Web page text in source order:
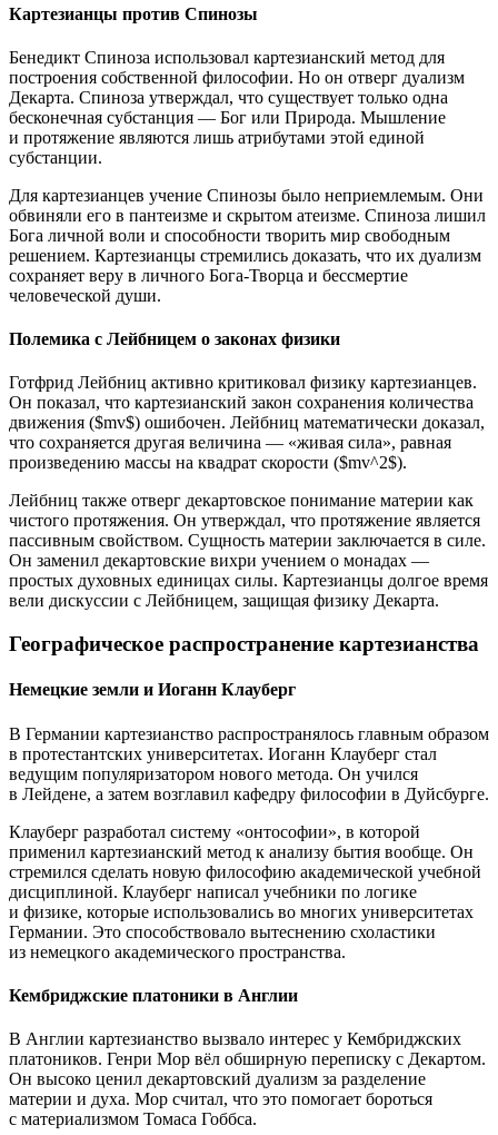
Картезианцы против Спинозы
Бенедикт Спиноза использовал картезианский метод для
построения собственной философии. Но он отверг дуализм
Декарта. Спиноза утверждал, что существует только одна
бесконечная субстанция — Бог или Природа. Мышление
и протяжение являются лишь атрибутами этой единой
субстанции.
Для картезианцев учение Спинозы было неприемлемым. Они
обвиняли его в пантеизме и скрытом атеизме. Спиноза лишил
Бога личной воли и способности творить мир свободным
решением. Картезианцы стремились доказать, что их дуализм
сохраняет веру в личного Бога-Творца и бессмертие
человеческой души.
Полемика с Лейбницем о законах физики
Готфрид Лейбниц активно критиковал физику картезианцев.
Он показал, что картезианский закон сохранения количества
движения ($mv$) ошибочен. Лейбниц математически доказал,
что сохраняется другая величина — «живая сила», равная
произведению массы на квадрат скорости ($mv^2$).
Лейбниц также отверг декартовское понимание материи как
чистого протяжения. Он утверждал, что протяжение является
пассивным свойством. Сущность материи заключается в силе.
Он заменил декартовские вихри учением о монадах —
простых духовных единицах силы. Картезианцы долгое время
вели дискуссии с Лейбницем, защищая физику Декарта.
Географическое распространение картезианства
Немецкие земли и Иоганн Клауберг
В Германии картезианство распространялось главным образом
в протестантских университетах. Иоганн Клауберг стал
ведущим популяризатором нового метода. Он учился
в Лейдене, а затем возглавил кафедру философии в Дуйсбурге.
Клауберг разработал систему «онтософии», в которой
применил картезианский метод к анализу бытия вообще. Он
стремился сделать новую философию академической учебной
дисциплиной. Клауберг написал учебники по логике
и физике, которые использовались во многих университетах
Германии. Это способствовало вытеснению схоластики
из немецкого академического пространства.
Кембриджские платоники в Англии
В Англии картезианство вызвало интерес у Кембриджских
платоников. Генри Мор вёл обширную переписку с Декартом.
Он высоко ценил декартовский дуализм за разделение
материи и духа. Мор считал, что это помогает бороться
с материализмом Томаса Гоббса.